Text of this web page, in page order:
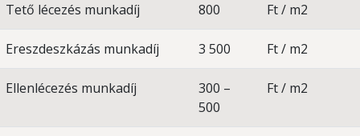
Tető lécezés munkadíj 800 Ft / m2
Ereszdeszkázás munkadíj 3 500 Ft / m2
Ellenlécezés munkadíj
300 –
500
Ft / m2